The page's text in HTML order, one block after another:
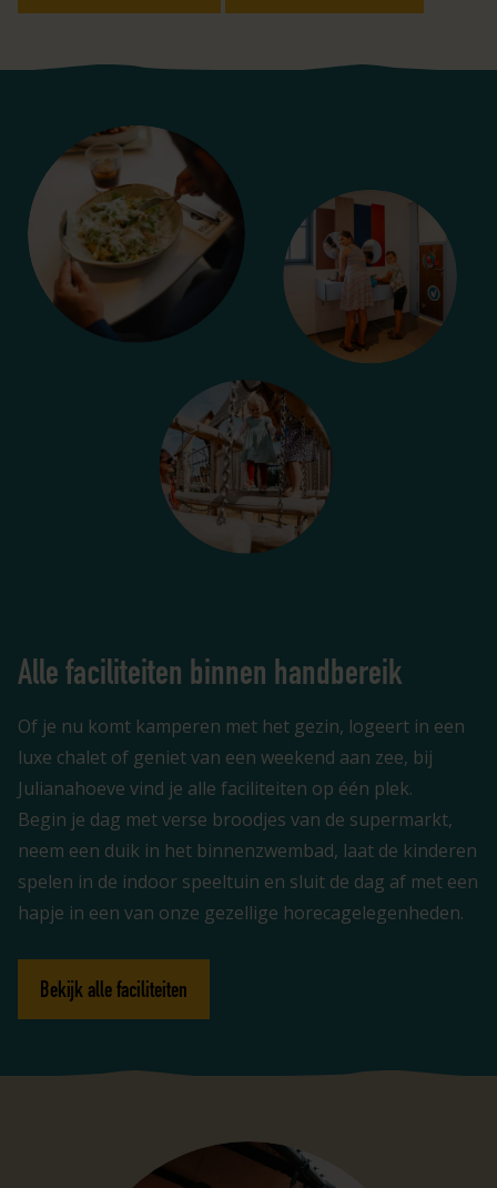
Alle faciliteiten binnen handbereik
Of je nu komt kamperen met het gezin, logeert in een
luxe chalet of geniet van een weekend aan zee, bij
Julianahoeve vind je alle faciliteiten op één plek.
Begin je dag met verse broodjes van de supermarkt,
neem een duik in het binnenzwembad, laat de kinderen
spelen in de indoor speeltuin en sluit de dag af met een
hapje in een van onze gezellige horecagelegenheden.
Bekijk alle faciliteiten